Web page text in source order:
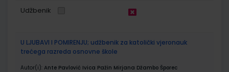
Udžbenik
U LJUBAVI I POMIRENJU; udžbenik za katolički vjeronauk
trećega razreda osnovne škole
Autor(i): Ante Pavlović Ivica Pažin Mirjana Džambo Šporec